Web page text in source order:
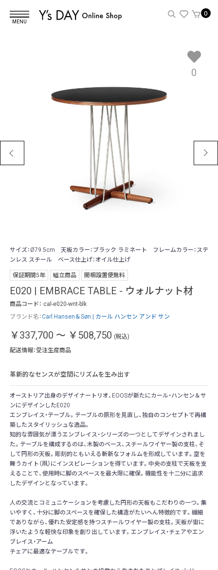
MENU
0
0
サイズ：Ø79.5cm 天板カラー：ブラック ラミネート フレームカラー：ステ
ンレス スチール ベース仕上げ：オイル仕上げ
保証期間5年 組立商品 開梱設置便無料
E020 | EMBRACE TABLE - ウォルナット材
商品コード： cal-e020-wnt-blk
ブランド名：Carl Hansen＆Søn | カール ハンセン アンド サン
￥337,700 ～ ￥508,750 (税込)
配送情報：受注生産商品
革新的なセンスが空間にリズムを生み出す
オーストリア出身のデザイナートリオ、EOOSが新たにカール・ハンセン＆サ
ンにデザインしたE020
エンブレイス・テーブル。テーブルの原形を見直し、独自のコンセプトで再構
築したスタイリッシュな逸品。
知的な雰囲気が漂うエンブレイス・シリーズの一つとしてデザインされまし
た。テーブルを構成するのは、木製のベース、スチールワイヤー製の支柱、そ
して円形の天板。彫刻的ともいえる斬新なフォルムを形成しています。空を
舞うカイト（凧）にインスピレーションを得ています。中央の支柱で天板を支
えることで、使用時に脚のスペースを最大限に確保。機能性を十二分に追求
したデザインとなっています。
人の交流とコミュニケーションを考慮した円形の天板もこだわりの一つ。集
いやすく、十分に脚のスペースを確保した構造がたいへん特徴的です。繊細
でありながら、優れた安定感を持つスチールワイヤー製の支柱。天板が宙に
浮いたような軽快な印象を創り出しています。エンブレイス・チェアやエン
ブレイス・アーム
チェアに最適なテーブルです。